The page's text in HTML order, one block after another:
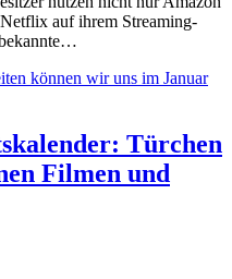
auf ihrem Streaming-
können wir uns im Januar
Türchen
Filmen und